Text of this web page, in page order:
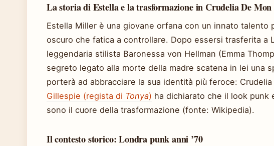
La storia di Estella e la trasformazione in Crudelia De Mon
Estella Miller è una giovane orfana con un innato talento
oscuro che fatica a controllare. Dopo essersi trasferita a
leggendaria stilista Baronessa von Hellman (Emma
segreto legato alla morte della madre scatena in lei una
porterà ad abbracciare la sua identità più feroce:
Gillespie (regista di Tonya) ha dichiarato che il look punk
sono il cuore della trasformazione (fonte: Wikipedia).
Il contesto storico: Londra punk anni ’70